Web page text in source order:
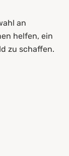
an
helfen, ein
zu schaffen.